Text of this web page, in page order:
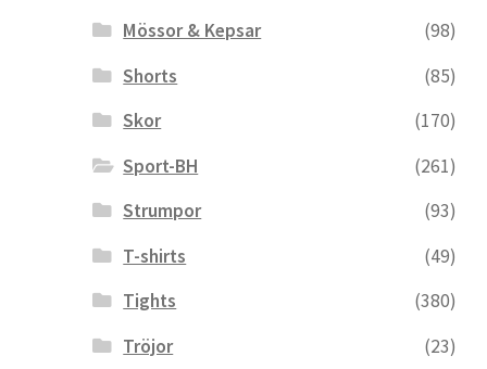
Mössor & Kepsar
(98)
Shorts
(85)
Skor
(170)
Sport-BH
(261)
Strumpor
(93)
T-shirts
(49)
Tights
(380)
Tröjor
(23)